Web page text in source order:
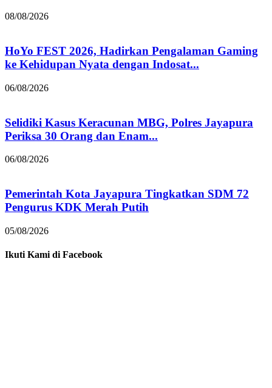
08/08/2026
HoYo FEST 2026, Hadirkan Pengalaman Gaming
ke Kehidupan Nyata dengan Indosat...
06/08/2026
Selidiki Kasus Keracunan MBG, Polres Jayapura
Periksa 30 Orang dan Enam...
06/08/2026
Pemerintah Kota Jayapura Tingkatkan SDM 72
Pengurus KDK Merah Putih
05/08/2026
Ikuti Kami di Facebook